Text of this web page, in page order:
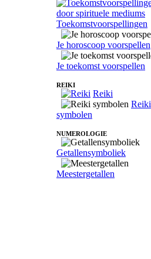
Toekomstvoorspellingen
Je horoscoop voorspellen
Je toekomst voorspellen
REIKI
Reiki
Reiki
symbolen
NUMEROLOGIE
Getallensymboliek
Meestergetallen